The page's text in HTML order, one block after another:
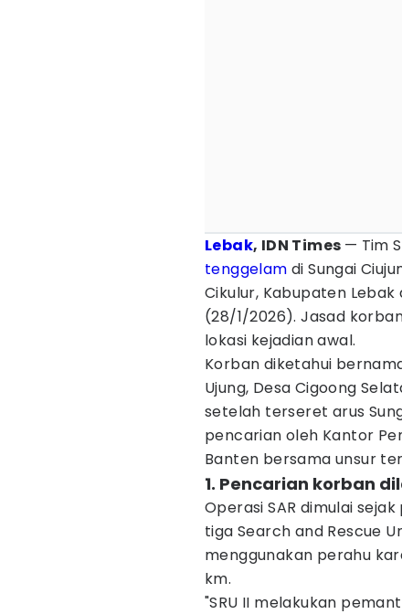
Lebak, IDN Times — Tim
tenggelam di Sungai
Cikulur, Kabupaten
(28/1/2026). Jasad
lokasi kejadian awal.
Korban diketahui
Ujung, Desa Cigoong
setelah terseret arus
pencarian oleh Kantor
Banten bersama unsur
1. Pencarian korban
Operasi SAR dimulai
tiga Search and Rescue
menggunakan perahu
km.
"SRU II melakukan